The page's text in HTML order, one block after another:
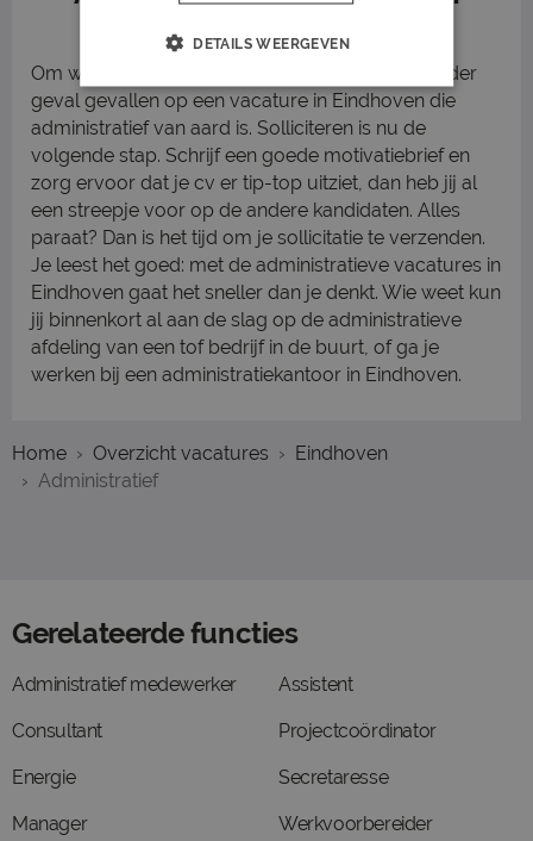
Eindhoven voor jou
Om welke functie het ook gaat, jouw oog is in ieder
geval gevallen op een vacature in Eindhoven die
administratief van aard is. Solliciteren is nu de
volgende stap. Schrijf een goede motivatiebrief en
zorg ervoor dat je cv er tip-top uitziet, dan heb jij al
een streepje voor op de andere kandidaten. Alles
paraat? Dan is het tijd om je sollicitatie te verzenden.
Je leest het goed: met de administratieve vacatures in
Eindhoven gaat het sneller dan je denkt. Wie weet kun
jij binnenkort al aan de slag op de administratieve
afdeling van een tof bedrijf in de buurt, of ga je
werken bij een administratiekantoor in Eindhoven.
Home Overzicht vacatures
Eindhoven
Administratief
Gerelateerde functies
Administratief medewerker
Consultant
Energie
Manager
Assistent
Projectcoördinator
Secretaresse
Werkvoorbereider
DETAILS WEERGEVEN